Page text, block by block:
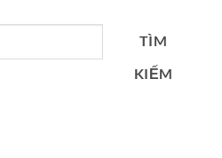
TÌM
KIẾM